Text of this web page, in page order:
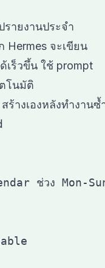
ายงานประจำ
จะเขียน
เร็วขึ้น ใช้ prompt
โนมัติ
งเองหลังทำงานซ้
ช่วง Mon-